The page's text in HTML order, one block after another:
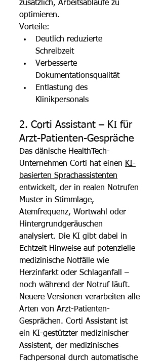
zusätzlich, Arbeitsabläufe zu
optimieren.
Vorteile:
Deutlich reduzierte
Schreibzeit
Verbesserte
Dokumentationsqualität
Entlastung des
Klinikpersonals
2. Corti Assistant – KI für
Arzt-Patienten-Gespräche
Das dänische HealthTech-
Unternehmen Corti hat einen KI-
basierten Sprachassistenten
entwickelt, der in realen Notrufen
Muster in Stimmlage,
Atemfrequenz, Wortwahl oder
Hintergrundgeräuschen
analysiert. Die KI gibt dabei in
Echtzeit Hinweise auf potenzielle
medizinische Notfälle wie
Herzinfarkt oder Schlaganfall –
noch während der Notruf läuft.
Neuere Versionen verarbeiten alle
Arten von Arzt-Patienten-
Gesprächen. Corti Assistant ist
ein KI-gestützter medizinischer
Assistent, der medizinisches
Fachpersonal durch automatische